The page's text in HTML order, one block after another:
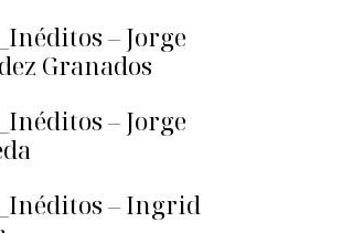
– Jorge
Granados
– Jorge
– Ingrid